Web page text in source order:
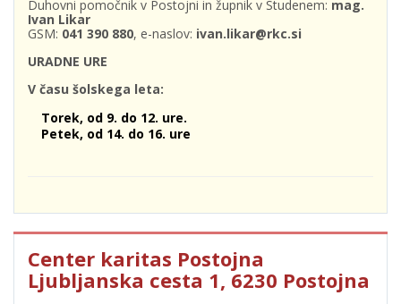
Duhovni pomočnik v Postojni in župnik v Studenem: mag.
Ivan Likar
GSM: 041 390 880, e-naslov: ivan.likar@rkc.si
URADNE URE
V času šolskega leta:
Torek, od 9. do 12. ure.
Petek, od 14. do 16. ure
Center karitas Postojna
Ljubljanska cesta 1, 6230 Postojna